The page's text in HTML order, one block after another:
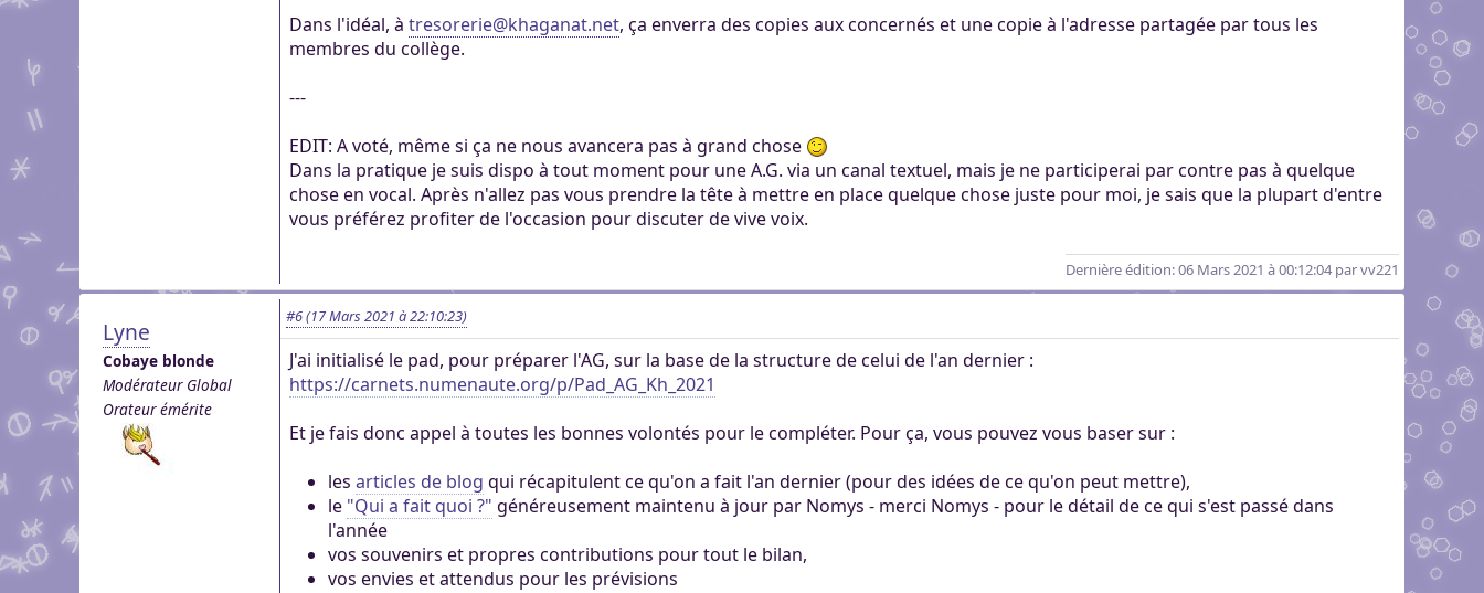
Dans l'idéal, à tresorerie@khaganat.net, ça enverra des copies aux concernés et une copie à l'adresse partagée par tous les
membres du collège.
---
EDIT: A voté, même si ça ne nous avancera pas à grand chose
Dans la pratique je suis dispo à tout moment pour une A.G. via un canal textuel, mais je ne participerai par contre pas à quelque
chose en vocal. Après n'allez pas vous prendre la tête à mettre en place quelque chose juste pour moi, je sais que la plupart d'entre
vous préférez profiter de l'occasion pour discuter de vive voix.
Dernière édition: 06 Mars 2021 à 00:12:04 par vv221
Lyne
Cobaye blonde
Modérateur Global
Orateur émérite
#6(17 Mars 2021 à 22:10:23)
J'ai initialisé le pad, pour préparer l'AG, sur la base de la structure de celui de l'an dernier :
https://carnets.numenaute.org/p/Pad_AG_Kh_2021
Et je fais donc appel à toutes les bonnes volontés pour le compléter. Pour ça, vous pouvez vous baser sur :
les articles de blog qui récapitulent ce qu'on a fait l'an dernier (pour des idées de ce qu'on peut mettre),
le "Qui a fait quoi ?" généreusement maintenu à jour par Nomys - merci Nomys - pour le détail de ce qui s'est passé dans
l'année
vos souvenirs et propres contributions pour tout le bilan,
vos envies et attendus pour les prévisions